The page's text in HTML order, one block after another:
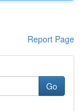
Report Page
Go